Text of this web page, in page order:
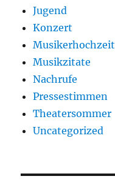
Jugend
Konzert
Musikerhochzeit
Musikzitate
Nachrufe
Pressestimmen
Theatersommer
Uncategorized